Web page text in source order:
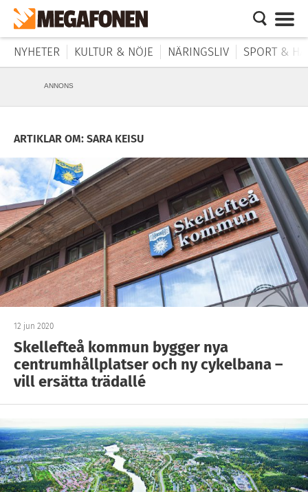
NYHETER KULTUR & NÖJE NÄRINGSLIV SPORT &
ANNONS
ARTIKLAR OM: SARA KEISU
12 jun 2020
Skellefteå kommun bygger nya
centrumhållplatser och ny cykelbana –
vill ersätta trädallé